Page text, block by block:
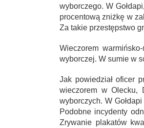
wyborczego. W
procentową zniżkę w
Za takie przestępstwo
Wieczorem
wyborczej. W sumie w
Jak powiedział oficer
wieczorem w Olecku,
wyborczych. W
Podobne incydenty
Zrywanie plakatów